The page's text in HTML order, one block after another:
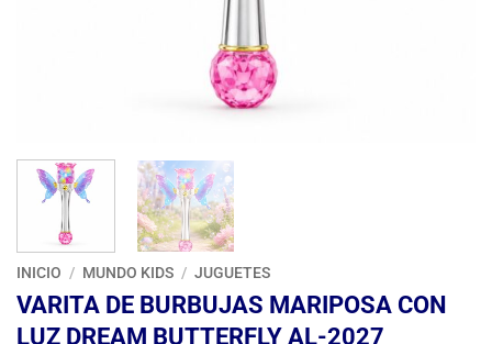
INICIO / MUNDO KIDS / JUGUETES
VARITA DE BURBUJAS MARIPOSA CON
LUZ DREAM BUTTERFLY AL-2027